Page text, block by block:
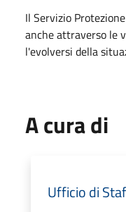
Il Servizio
anche attraverso le
l'evolversi della
A cura di
Ufficio di